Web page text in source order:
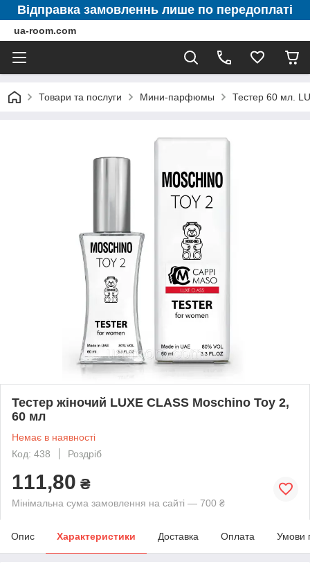
Відправка замовленнь лише по передоплаті
ua-room.com
Товари та послуги Мини-парфюмы Тестер 60 мл.
Тестер жіночий LUXE CLASS Moschino Toy 2,
60 мл
Немає в наявності
Код: 438
Роздріб
111,80 ₴
Мінімальна сума замовлення на сайті — 700 ₴
Опис Характеристики Доставка Оплата Умови